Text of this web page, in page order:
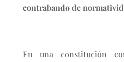
contrabando de
En una constitución